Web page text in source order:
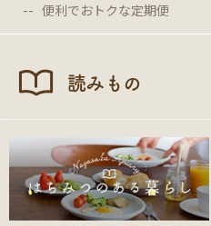
便利でおトクな定期便
読みもの